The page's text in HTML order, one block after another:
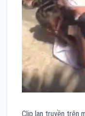
Clip lan truyền trên